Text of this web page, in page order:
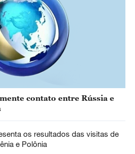
contato entre Rússia e
os resultados das visitas de
e Polônia